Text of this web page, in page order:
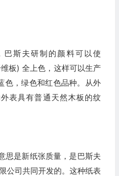
巴斯夫研制的颜料可以使
板) 全上色，这样可以生产
色，绿色和红色品种。从外
表具有普通天然木板的纹
思是新纸张质量，是巴斯夫
公司共同开发的。这种纸表